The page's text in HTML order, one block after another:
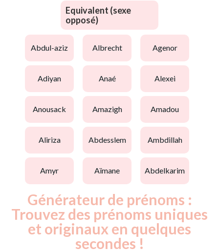
Equivalent (sexe
opposé)
abdul-aziz albrecht agenor
adiyan anaé alexei
anousack amazigh amadou
aliriza abdesslem ambdillah
amyr aïmane abdelkarim
Générateur de prénoms :
Trouvez des prénoms uniques
et originaux en quelques
secondes !